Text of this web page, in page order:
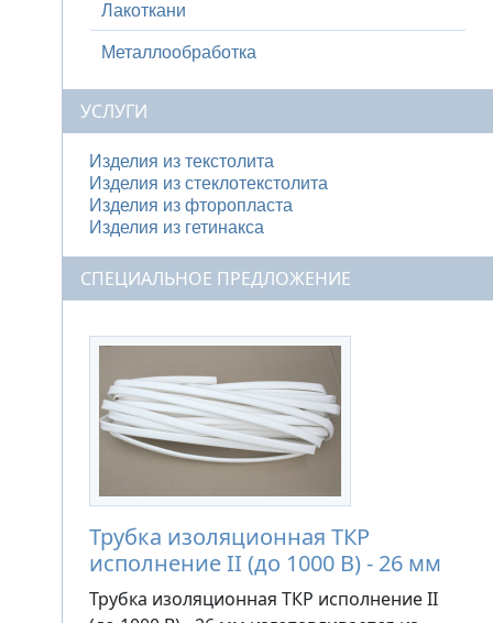
Лакоткани
Металлообработка
УСЛУГИ
Изделия из текстолита
Изделия из стеклотекстолита
Изделия из фторопласта
Изделия из гетинакса
СПЕЦИАЛЬНОЕ ПРЕДЛОЖЕНИЕ
Трубка изоляционная ТКР
исполнение II (до 1000 В) - 26 мм
Трубка изоляционная ТКР исполнение II